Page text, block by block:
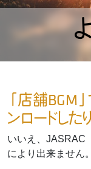
「店舗BGM
ンロードした
いいえ、JASRAC
により出来ません。